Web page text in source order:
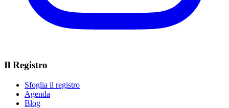
Il Registro
Sfoglia il registro
Agenda
Blog